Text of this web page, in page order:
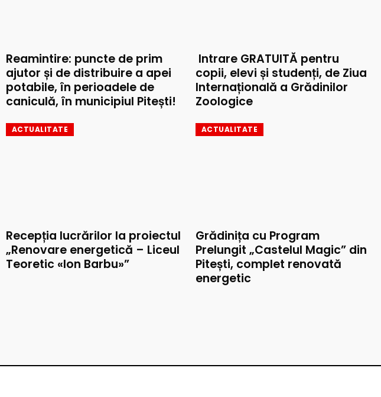
Reamintire: puncte de prim
ajutor și de distribuire a apei
potabile, în perioadele de
caniculă, în municipiul Pitești!
Intrare GRATUITĂ pentru
copii, elevi și studenți, de Ziua
Internațională a Grădinilor
Zoologice
ACTUALITATE
Recepția lucrărilor la proiectul
„Renovare energetică – Liceul
Teoretic «Ion Barbu»”
ACTUALITATE
Grădinița cu Program
Prelungit „Castelul Magic” din
Pitești, complet renovată
energetic